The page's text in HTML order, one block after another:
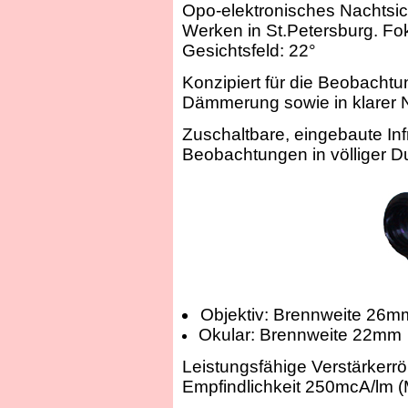
Opo-elektronisches
Werken in St.Petersburg.
Gesichtsfeld: 22°
Konzipiert für die
Dämmerung sowie in klarer
Zuschaltbare, eingebaute
Beobachtungen in völliger
Objektiv: Brennweite
Okular: Brennweite 22mm
Leistungsfähige
Empfindlichkeit 250mcA/lm